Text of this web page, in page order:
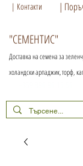
| Контакти |
"СЕМЕНТИС"
Доставка на семена за
холандски арпаджик, торф,